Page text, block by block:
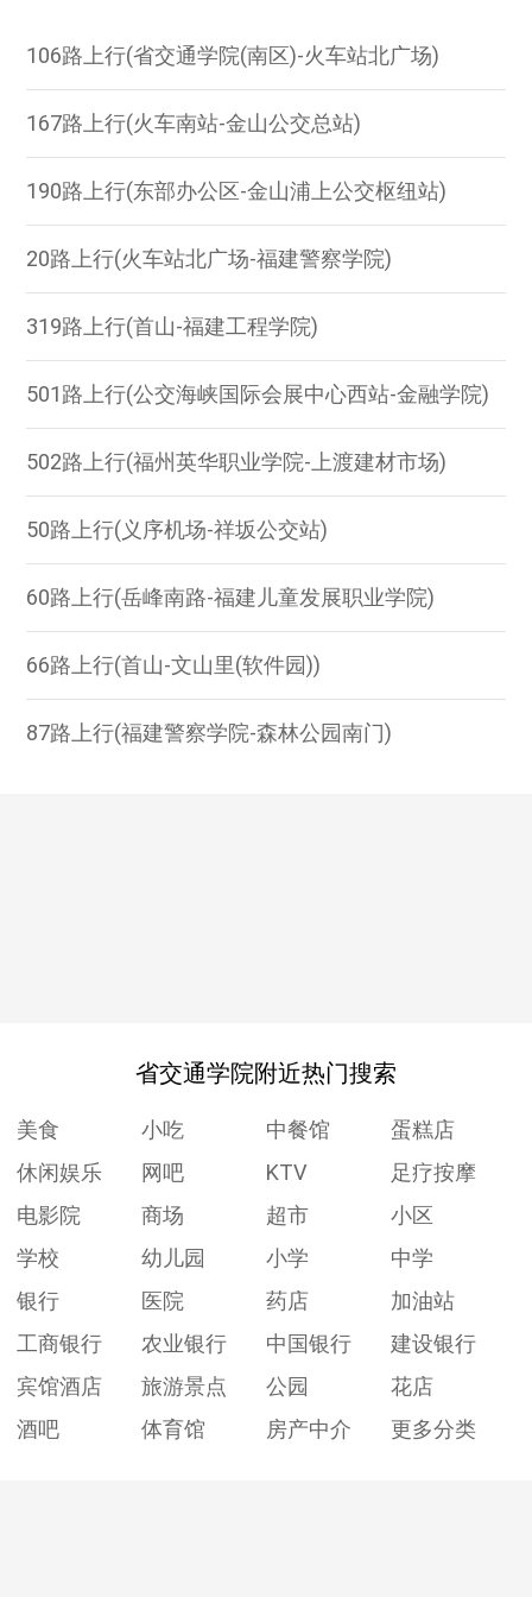
106路上行(省交通学院(南区)-火车站北广场)
167路上行(火车南站-金山公交总站)
190路上行(东部办公区-金山浦上公交枢纽站)
20路上行(火车站北广场-福建警察学院)
319路上行(首山-福建工程学院)
501路上行(公交海峡国际会展中心西站-金融学院)
502路上行(福州英华职业学院-上渡建材市场)
50路上行(义序机场-祥坂公交站)
60路上行(岳峰南路-福建儿童发展职业学院)
66路上行(首山-文山里(软件园))
87路上行(福建警察学院-森林公园南门)
省交通学院附近热门搜索
美食 小吃 中餐馆
蛋糕店
休闲娱乐
网吧 KTV
足疗按摩
电影院
商场 超市
小区
学校
幼儿园 小学
中学
银行
医院 药店
加油站
工商银行
农业银行 中国银行
建设银行
宾馆酒店
旅游景点 公园
花店
酒吧
体育馆 房产中介 更多分类